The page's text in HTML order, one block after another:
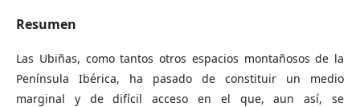
Resumen
Las Ubiñas, como tantos otros espacios montañosos de la
Península Ibérica, ha pasado de constituir un medio
marginal y de difícil acceso en el que, aun así, se